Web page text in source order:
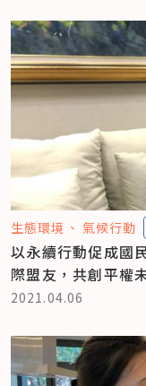
生態環境 氣候行動
以永續行動促成國
際盟友，共創平權
2021.04.06